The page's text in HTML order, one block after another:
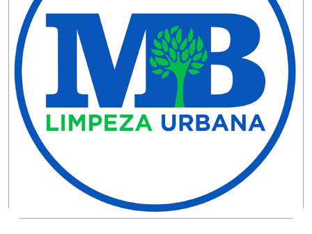
CAMPEONATO
DE
BLOCOS
CAPACITAÇÃO
CARNAUBAIS
CARNAVAL
CARNAVAL